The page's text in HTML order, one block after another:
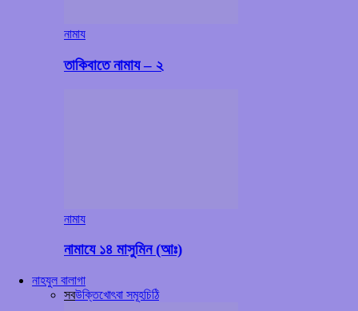
নামায
তাকিবাতে নামায – ২
নামায
নামাযে ১৪ মাসুমিন (আঃ)
নাহযুল বালাগা
সবউক্তিখোৎবা সমূহচিঠি